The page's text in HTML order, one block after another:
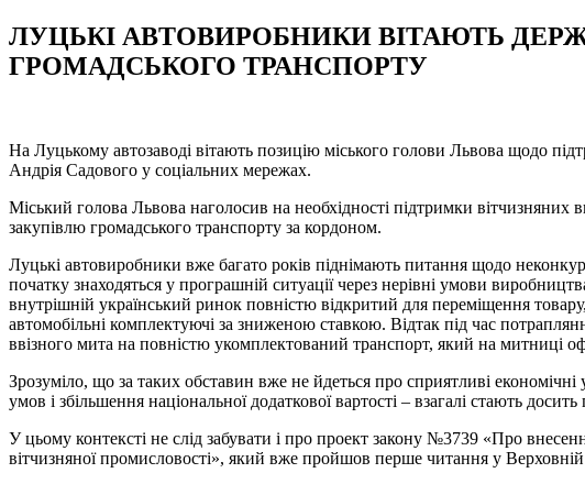
ЛУЦЬКІ АВТОВИРОБНИКИ ВІТАЮТЬ
ГРОМАДСЬКОГО ТРАНСПОРТУ
На Луцькому автозаводі вітають позицію міського голови Львова щодо
Андрія Садового у соціальних мережах.
Міський голова Львова наголосив на необхідності підтримки
закупівлю громадського транспорту за кордоном.
Луцькі автовиробники вже багато років піднімають питання щодо
початку знаходяться у програшній ситуації через нерівні умови
внутрішній український ринок повністю відкритий для переміщення
автомобільні комплектуючі за зниженою ставкою. Відтак під час
ввізного мита на повністю укомплектований транспорт, який на митниці
Зрозуміло, що за таких обставин вже не йдеться про сприятливі
умов і збільшення національної додаткової вартості – взагалі стають
У цьому контексті не слід забувати і про проект закону №3739 «Про
вітчизняної промисловості», який вже пройшов перше читання у Верховній